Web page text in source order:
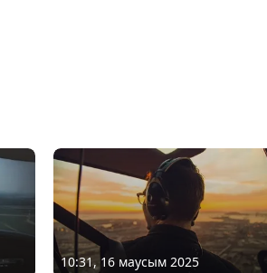
10:31, 16 маусым 2025